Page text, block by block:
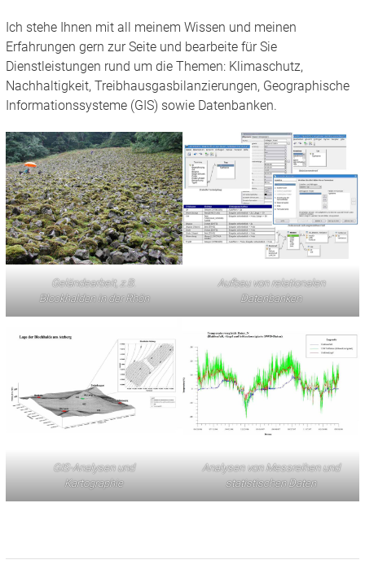
Ich stehe Ihnen mit all meinem Wissen und meinen
Erfahrungen gern zur Seite und bearbeite für Sie
Dienstleistungen rund um die Themen: Klimaschutz,
Nachhaltigkeit, Treibhausgasbilanzierungen, Geographische
Informationssysteme (GIS) sowie Datenbanken.
Geländearbeit, z.B.
Blockhalden in der Rhön
Aufbau von relationalen
Datenbanken
GIS-Analysen und
Kartographie
Analysen von Messreihen und
statistischen Daten